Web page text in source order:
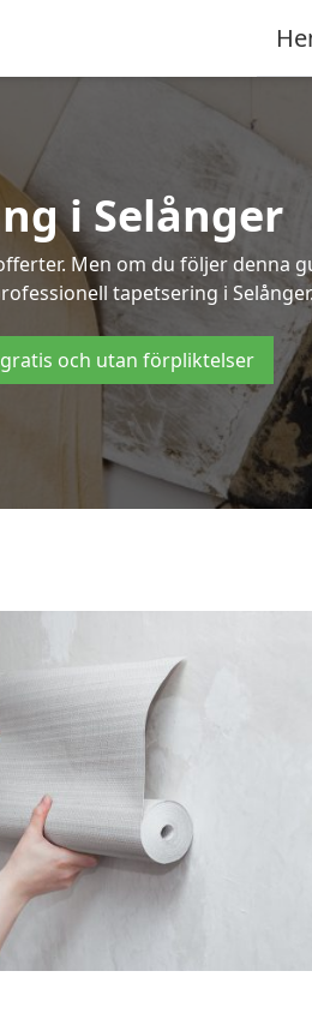
i Selånger
Men om du följer denna
tapetsering i
och utan förpliktelser